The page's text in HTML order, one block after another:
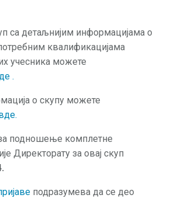
са детаљнијим информацијама о
квалификацијама
учесника можете
.
о скупу можете
.
подношење комплетне
Директорату за овај скуп
подразумева да се део